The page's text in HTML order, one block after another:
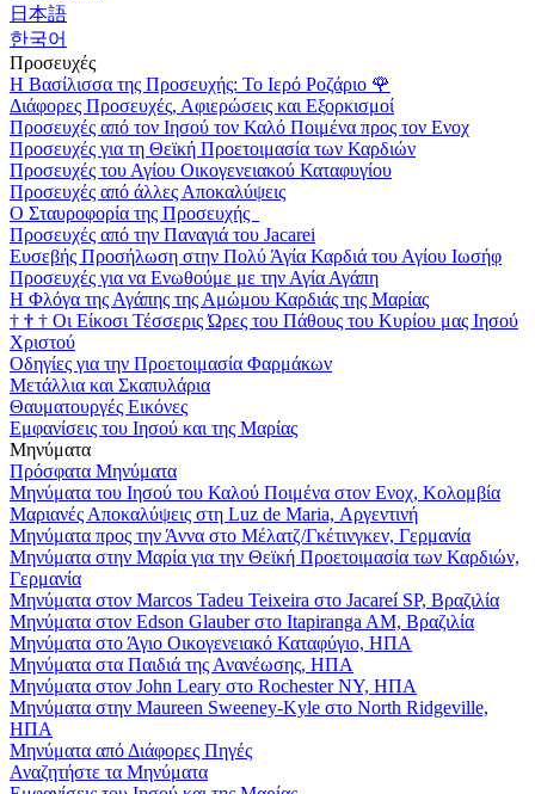
日本語
한국어
Προσευχές
Η Βασίλισσα της Προσευχής: Το Ιερό Ροζάριο 🌹
Διάφορες Προσευχές, Αφιερώσεις και Εξορκισμοί
Προσευχές από τον Ιησού τον Καλό Ποιμένα προς τον Ενοχ
Προσευχές για τη Θεϊκή Προετοιμασία των Καρδιών
Προσευχές του Αγίου Οικογενειακού Καταφυγίου
Προσευχές από άλλες Αποκαλύψεις
Ο Σταυροφορία της Προσευχής
Προσευχές από την Παναγιά του Jacarei
Ευσεβής Προσήλωση στην Πολύ Άγία Καρδιά του Αγίου Ιωσήφ
Προσευχές για να Ενωθούμε με την Αγία Αγάπη
Η Φλόγα της Αγάπης της Αμώμου Καρδιάς της Μαρίας
† † † Οι Είκοσι Τέσσερις Ώρες του Πάθους του Κυρίου μας Ιησού
Χριστού
Οδηγίες για την Προετοιμασία Φαρμάκων
Μετάλλια και Σκαπυλάρια
Θαυματουργές Εικόνες
Εμφανίσεις του Ιησού και της Μαρίας
Μηνύματα
Πρόσφατα Μηνύματα
Μηνύματα του Ιησού του Καλού Ποιμένα στον Ενοχ, Κολομβία
Μαριανές Αποκαλύψεις στη Luz de Maria, Αργεντινή
Μηνύματα προς την Άννα στο Μέλατζ/Γκέτινγκεν, Γερμανία
Μηνύματα στην Μαρία για την Θεϊκή Προετοιμασία των Καρδιών,
Γερμανία
Μηνύματα στον Marcos Tadeu Teixeira στο Jacareí SP, Βραζιλία
Μηνύματα στον Edson Glauber στο Itapiranga AM, Βραζιλία
Μηνύματα στο Άγιο Οικογενειακό Καταφύγιο, ΗΠΑ
Μηνύματα στα Παιδιά της Ανανέωσης, ΗΠΑ
Μηνύματα στον John Leary στο Rochester NY, ΗΠΑ
Μηνύματα στην Maureen Sweeney-Kyle στο North Ridgeville,
ΗΠΑ
Μηνύματα από Διάφορες Πηγές
Αναζητήστε τα Μηνύματα